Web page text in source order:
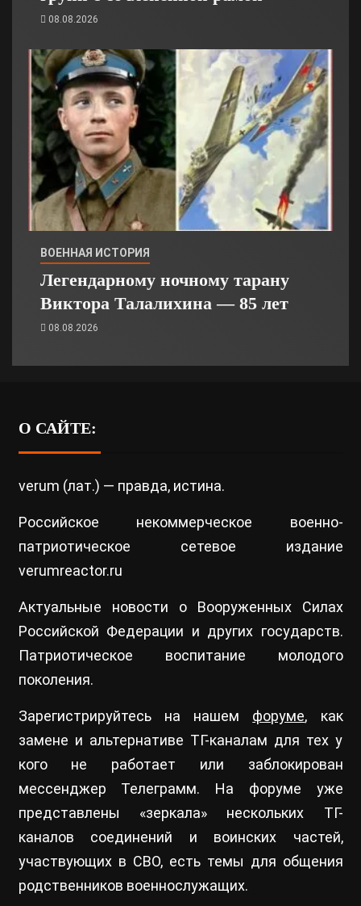
08.08.2026
ВОЕННАЯ ИСТОРИЯ
Легендарному ночному тарану
Виктора Талалихина — 85 лет
08.08.2026
О САЙТЕ:
verum (лат.) — правда, истина.
Российское некоммерческое военно-
патриотическое сетевое издание
verumreactor.ru
Актуальные новости о Вооруженных Силах
Российской Федерации и других государств.
Патриотическое воспитание молодого
поколения.
Зарегистрируйтесь на нашем форуме, как
замене и альтернативе ТГ-каналам для тех у
кого не работает или заблокирован
мессенджер Телеграмм. На форуме уже
представлены «зеркала» нескольких ТГ-
каналов соединений и воинских частей,
участвующих в СВО, есть темы для общения
родственников военнослужащих.